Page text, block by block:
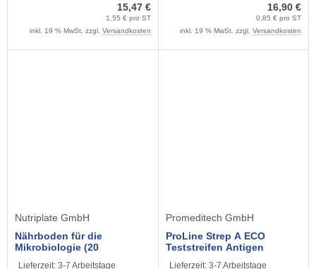
15,47 €
1,55 € pro ST
inkl. 19 % MwSt. zzgl. Versandkosten
16,90 €
0,85 € pro ST
inkl. 19 % MwSt. zzgl. Versandkosten
Nutriplate GmbH
Nährboden für die
Mikrobiologie (20
Lieferzeit: 3-7 Arbeitstage
Promeditech GmbH
ProLine Strep A ECO
Teststreifen Antigen
Lieferzeit: 3-7 Arbeitstage